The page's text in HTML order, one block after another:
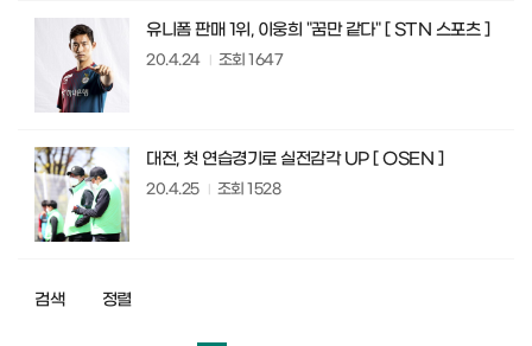
유니폼 판매 1위, 이웅희 "꿈만 같다" [ STN 스포츠 ]
20.4.24 조회1647
대전, 첫 연습경기로 실전감각 UP [ OSEN ]
20.4.25 조회1528
검색 정렬